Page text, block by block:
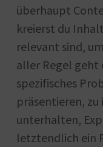
überhaupt
kreierst du
relevant sind,
aller Regel geht
spezifisches
präsentieren,
unterhalten,
letztendlich ein